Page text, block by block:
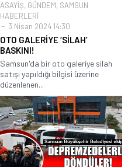
ASAYİŞ, GÜNDEM, SAMSUN
HABERLERİ
3 Nisan 2024 14:30
OTO GALERİYE ‘SİLAH’
BASKINI!
Samsun'da bir oto galeriye silah
satışı yapıldığı bilgisi üzerine
düzenlenen...